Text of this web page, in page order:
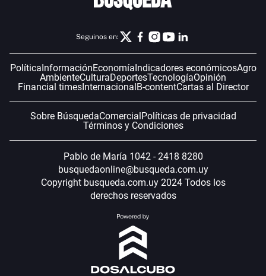
Seguinos en:
PolíticaInformaciónEconomíaIndicadores económicosAgro
AmbienteCulturaDeportesTecnologíaOpinión
Financial timesInternacionalB-contentCartas al Director
Sobre BúsquedaComercialPolíticas de privacidad
Términos y Condiciones
Pablo de María 1042 - 2418 8280
busquedaonline@busqueda.com.uy
Copyright busqueda.com.uy 2024 Todos los
derechos reservados